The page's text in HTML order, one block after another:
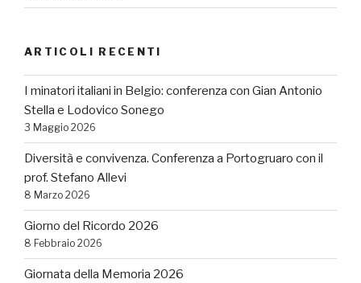
ARTICOLI RECENTI
I minatori italiani in Belgio: conferenza con Gian Antonio
Stella e Lodovico Sonego
3 Maggio 2026
Diversità e convivenza. Conferenza a Portogruaro con il
prof. Stefano Allevi
8 Marzo 2026
Giorno del Ricordo 2026
8 Febbraio 2026
Giornata della Memoria 2026